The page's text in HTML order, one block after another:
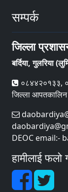
सम्पर्क
जिल्ला
बर्दिया, गुलरिया
०८४४२०१३३,
जिल्ला
DEOC email:-
हामीलाई फलो